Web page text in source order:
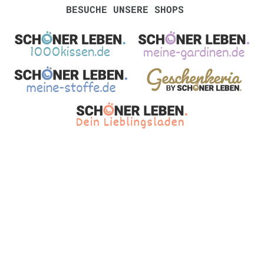
BESUCHE UNSERE SHOPS